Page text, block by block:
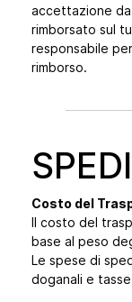
accettazione da
rimborsato sul
responsabile
rimborso.
Costo del
Il costo del
base al peso
Le spese di
doganali e